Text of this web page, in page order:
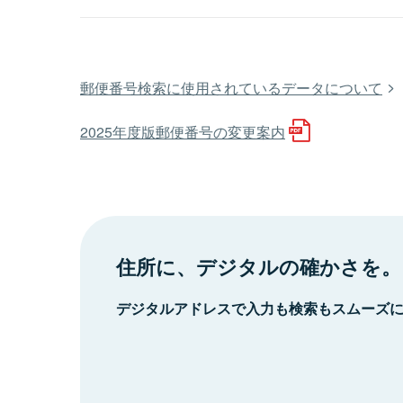
郵便番号検索に使用されているデータについて
2025年度版郵便番号の変更案内
住所に、デジタルの確かさを。
デジタルアドレスで入力も検索もスムーズ